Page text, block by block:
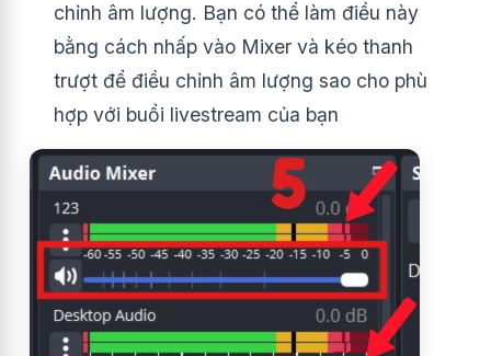
chỉnh âm lượng. Bạn có thể làm điều này
bằng cách nhấp vào Mixer và kéo thanh
trượt để điều chỉnh âm lượng sao cho phù
hợp với buổi livestream của bạn